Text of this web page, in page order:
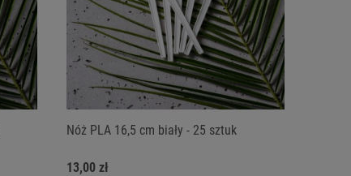
Nóż PLA 16,5 cm biały - 25 sztuk
13,00 zł